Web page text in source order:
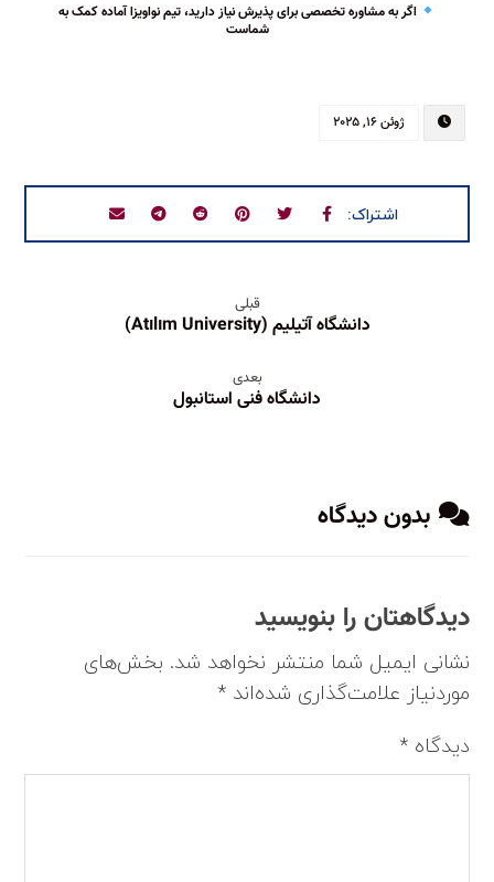
اگر به مشاوره تخصصی برای پذیرش نیاز دارید، تیم نواویزا آماده کمک به
شماست
ژوئن ۱۶, ۲۰۲۵
قبلی
دانشگاه آتیلیم (Atılım University)
بعدی
دانشگاه فنی استانبول
بدون دیدگاه
دیدگاهتان را بنویسید
نشانی ایمیل شما منتشر نخواهد شد. بخش‌های
موردنیاز علامت‌گذاری شده‌اند*
دیدگاه*